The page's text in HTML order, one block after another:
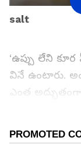
salt
‘ఉప్పు లేని
వినే ఉంటారు.
ఎంత